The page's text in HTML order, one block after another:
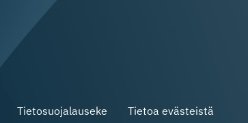
Tietosuojalauseke Tietoa evästeistä